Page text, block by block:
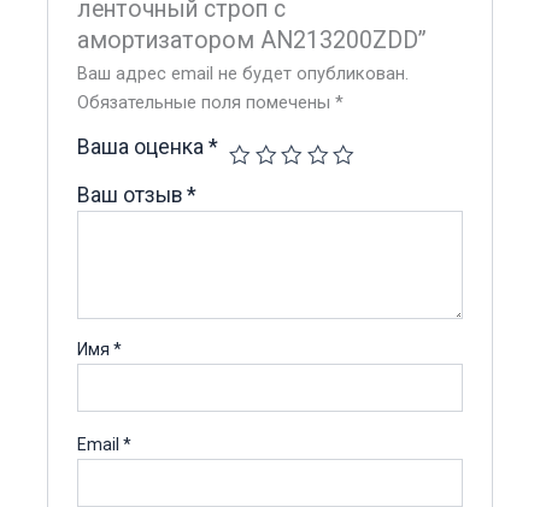
ленточный строп с
амортизатором AN213200ZDD”
Ваш адрес email не будет опубликован.
Обязательные поля помечены*
Ваша оценка*
Ваш отзыв*
Имя*
Email*